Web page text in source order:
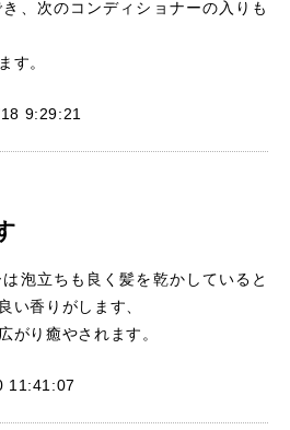
、次のコンディショナーの入りも
す。
9:29:21
泡立ちも良く髪を乾かしていると
い香りがします、
がり癒やされます。
11:41:07